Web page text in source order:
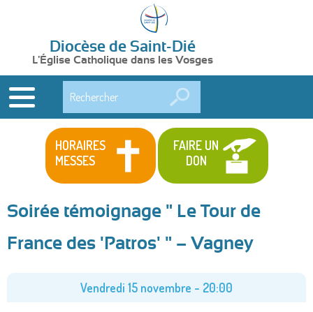
Diocèse de Saint-Dié
L'Église Catholique dans les Vosges
HORAIRES
MESSES
FAIRE UN
DON
Soirée témoignage " Le Tour de
France des 'Patros' " – Vagney
Vendredi 15 novembre - 20:00